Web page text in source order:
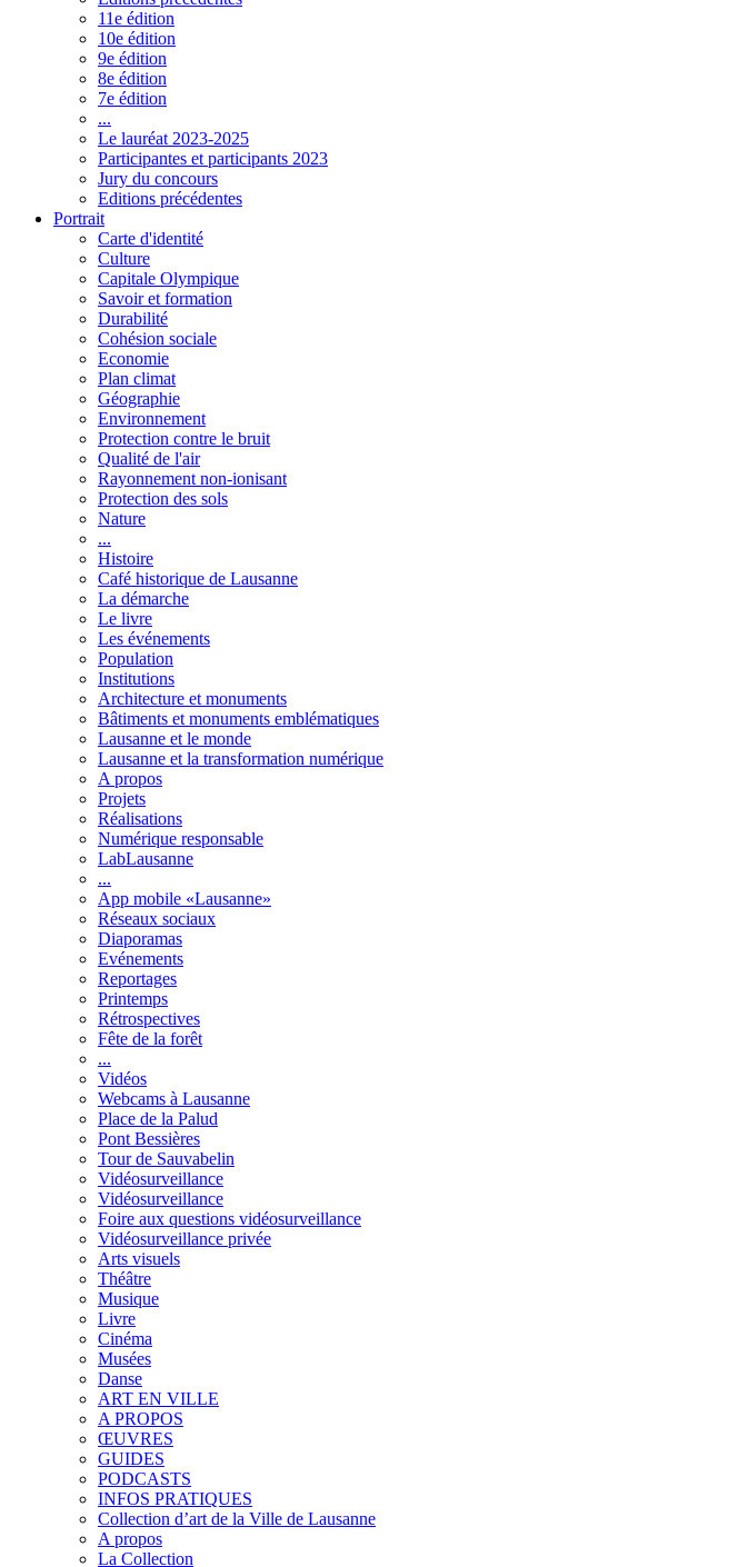
11e édition
10e édition
9e édition
8e édition
7e édition
...
Le lauréat 2023-2025
Participantes et participants 2023
Jury du concours
Editions précédentes
Portrait
Carte d'identité
Culture
Capitale Olympique
Savoir et formation
Durabilité
Cohésion sociale
Economie
Plan climat
Géographie
Environnement
Protection contre le bruit
Qualité de l'air
Rayonnement non-ionisant
Protection des sols
Nature
...
Histoire
Café historique de Lausanne
La démarche
Le livre
Les événements
Population
Institutions
Architecture et monuments
Bâtiments et monuments emblématiques
Lausanne et le monde
Lausanne et la transformation numérique
A propos
Projets
Réalisations
Numérique responsable
LabLausanne
...
App mobile «Lausanne»
Réseaux sociaux
Diaporamas
Evénements
Reportages
Printemps
Rétrospectives
Fête de la forêt
...
Vidéos
Webcams à Lausanne
Place de la Palud
Pont Bessières
Tour de Sauvabelin
Vidéosurveillance
Vidéosurveillance
Foire aux questions vidéosurveillance
Vidéosurveillance privée
Arts visuels
Théâtre
Musique
Livre
Cinéma
Musées
Danse
ART EN VILLE
A PROPOS
ŒUVRES
GUIDES
PODCASTS
INFOS PRATIQUES
Collection d’art de la Ville de Lausanne
A propos
La Collection